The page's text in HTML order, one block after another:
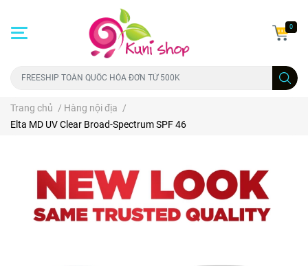
0
Trang chủ / Hàng nội địa /
Elta MD UV Clear Broad-Spectrum SPF 46